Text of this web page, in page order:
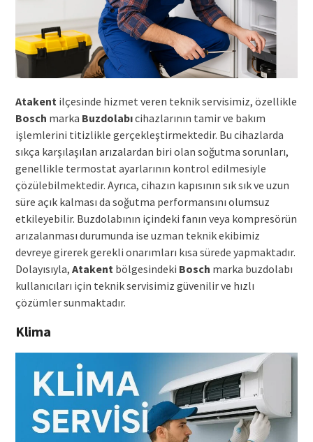
Atakent ilçesinde hizmet veren teknik servisimiz, özellikle
Bosch marka Buzdolabıcihazlarının tamir ve bakım
işlemlerini titizlikle gerçekleştirmektedir. Bu cihazlarda
sıkça karşılaşılan arızalardan biri olan soğutma sorunları,
genellikle termostat ayarlarının kontrol edilmesiyle
çözülebilmektedir. Ayrıca, cihazın kapısının sık sık ve uzun
süre açık kalması da soğutma performansını olumsuz
etkileyebilir. Buzdolabının içindeki fanın veya kompresörün
arızalanması durumunda ise uzman teknik ekibimiz
devreye girerek gerekli onarımları kısa sürede yapmaktadır.
Dolayısıyla, Atakent bölgesindeki Bosch marka buzdolabı
kullanıcıları için teknik servisimiz güvenilir ve hızlı
çözümler sunmaktadır.
Klima